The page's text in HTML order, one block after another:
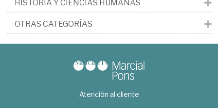
HISTORIA Y CIENCIAS HUMANAS
OTRAS CATEGORÍAS
Atención al cliente